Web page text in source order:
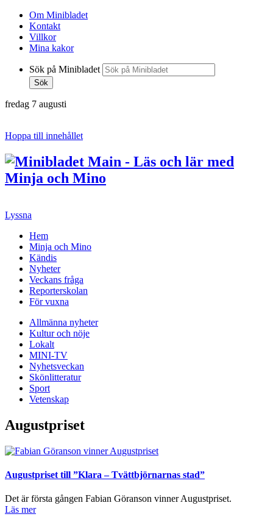
Om Minibladet
Kontakt
Villkor
Mina kakor
Sök på Minibladet
Sök
fredag 7 augusti
Hoppa till innehållet
Lyssna
Hem
Minja och Mino
Kändis
Nyheter
Veckans fråga
Reporterskolan
För vuxna
Allmänna nyheter
Kultur och nöje
Lokalt
MINI-TV
Nyhetsveckan
Skönlitteratur
Sport
Vetenskap
Augustpriset
Augustpriset till ”Klara – Tvättbjörnarnas stad”
Det är första gången Fabian Göranson vinner Augustpriset.
Läs mer